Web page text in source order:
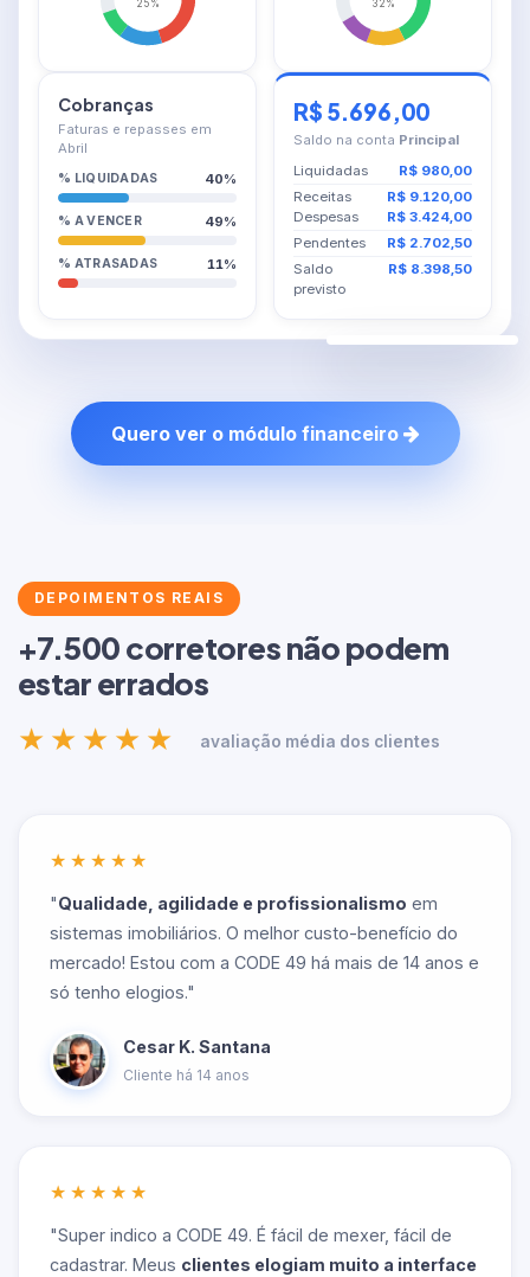
25% 32%
Cobranças
Faturas e repasses em
Abril
% LIQUIDADAS 40%
% A VENCER 49%
% ATRASADAS 11%
R$ 5.696,00
Saldo na conta Principal
Liquidadas
R$ 980,00
Receitas
R$ 9.120,00
Despesas
R$ 3.424,00
Pendentes
R$ 2.702,50
Saldo
previsto
R$ 8.398,50
Quero ver o módulo financeiro
DEPOIMENTOS REAIS
+7.500 corretores não podem
estar errados
★★★★★ avaliação média dos clientes
★★★★★
"Qualidade, agilidade e profissionalismo em
sistemas imobiliários. O melhor custo-benefício do
mercado! Estou com a CODE 49 há mais de 14 anos e
só tenho elogios."
Cesar K. Santana
Cliente há 14 anos
★★★★★
"Super indico a CODE 49. É fácil de mexer, fácil de
cadastrar. Meus clientes elogiam muito a interface